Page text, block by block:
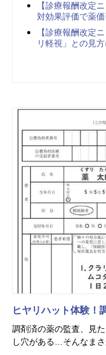
【診療報酬改定
対効果評価で薬
【診療報酬改定
リ軽視」との見
ヒヤリハット体験！
調剤済の薬の監査、見
し穴がある…そんなま